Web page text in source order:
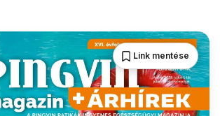
Link mentése